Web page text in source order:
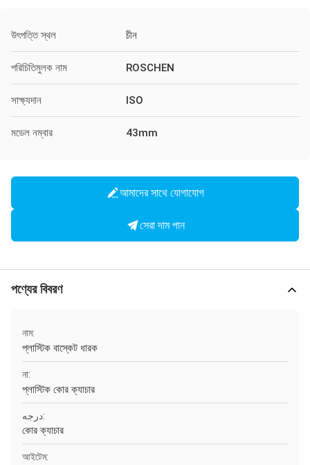
উৎপত্তি স্থল চীন
পরিচিতিমুলক নাম ROSCHEN
সাক্ষ্যদান ISO
মডেল নম্বার 43mm
আমাদের সাথে যোগাযোগ
সেরা দাম পান
পণ্যের বিবরণ
নাম:
প্লাস্টিক বাস্কেট ধারক
না:
প্লাস্টিক কোর ক্যাচার
درجه:
কোর ক্যাচার
আইটেম: